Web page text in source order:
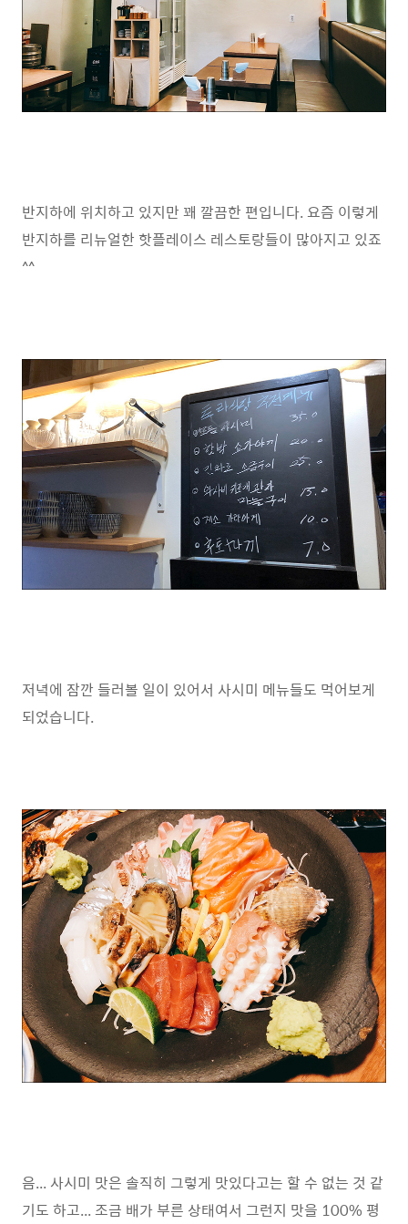
반지하에 위치하고 있지만 꽤 깔끔한 편입니다. 요즘 이렇게
반지하를 리뉴얼한 핫플레이스 레스토랑들이 많아지고 있죠
^^
저녁에 잠깐 들러볼 일이 있어서 사시미 메뉴들도 먹어보게
되었습니다.
음... 사시미 맛은 솔직히 그렇게 맛있다고는 할 수 없는 것 같
기도 하고... 조금 배가 부른 상태여서 그런지 맛을 100% 평